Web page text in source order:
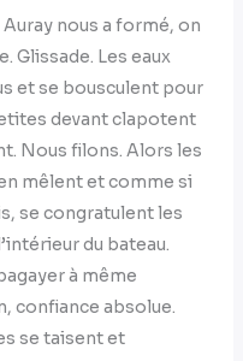
nous a formé, on
Glissade. Les eaux
et se bousculent pour
devant clapotent
Nous filons. Alors les
mêlent et comme si
se congratulent les
du bateau.
à même
confiance absolue.
se taisent et